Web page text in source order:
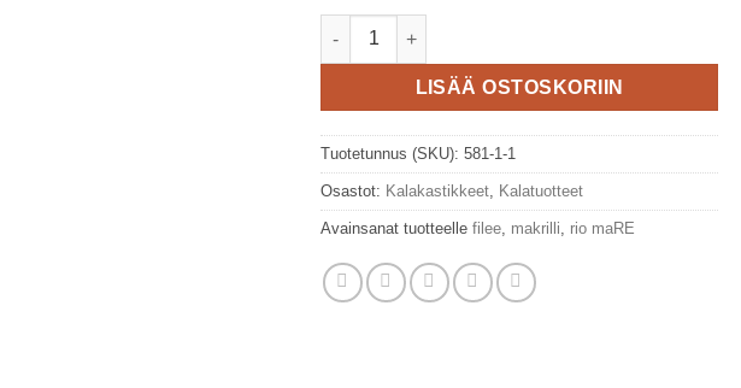
Grillatut makrillifileet 120g, Rio Mare määrä
LISÄÄ OSTOSKORIIN
Tuotetunnus (SKU): 581-1-1
Osastot: Kalakastikkeet, Kalatuotteet
Avainsanat tuotteelle filee, makrilli, rio maRE